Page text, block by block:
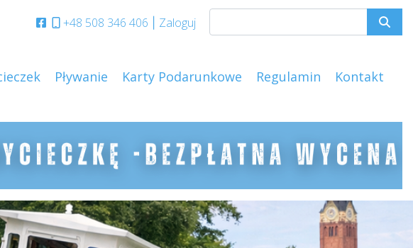
+48 508 346 406 Zaloguj
Pływanie Karty Podarunkowe Regulamin Kontakt